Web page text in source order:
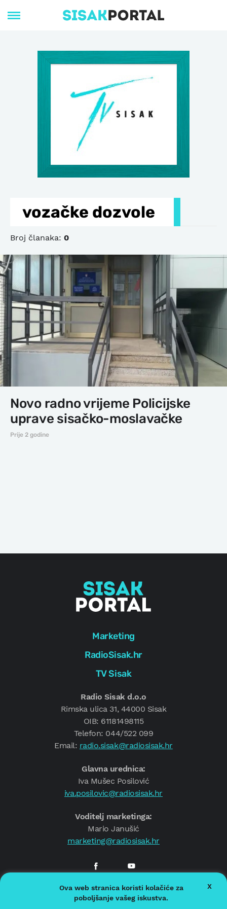
vozačke dozvole
Broj članaka: 0
Novo radno vrijeme Policijske
uprave sisačko-moslavačke
Prije 2 godine
Marketing
RadioSisak.hr
TV Sisak
Radio Sisak d.o.o
Rimska ulica 31, 44000 Sisak
OIB: 61181498115
Telefon: 044/522 099
Email: radio.sisak@radiosisak.hr
Glavna urednica:
Iva Mušec Posilović
iva.posilovic@radiosisak.hr
Voditelj marketinga:
Mario Janušić
marketing@radiosisak.hr
© 2026.Radio Sisak
Politika privatnosti
Ova web stranica koristi kolačiće za
poboljšanje vašeg iskustva.
X